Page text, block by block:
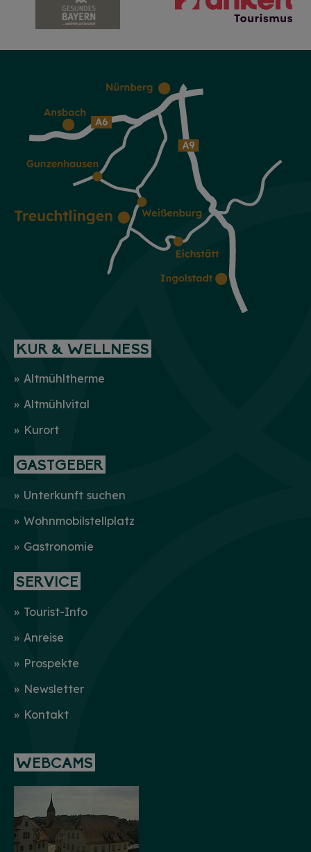
KUR & WELLNESS
Altmühltherme
Altmühlvital
Kurort
GASTGEBER
Unterkunft suchen
Wohnmobilstellplatz
Gastronomie
SERVICE
Tourist-Info
Anreise
Prospekte
Newsletter
Kontakt
WEBCAMS